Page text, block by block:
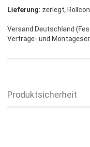
Lieferung: zerlegt,
Versand Deutschland
Vertrage- und
Produktsicherheit